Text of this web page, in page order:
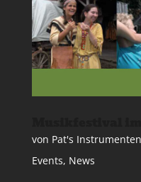
von Pat's
Events, News